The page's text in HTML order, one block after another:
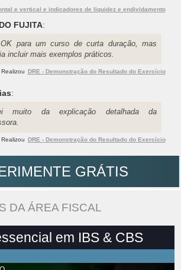
e vertical e indicadores de liquidez e endividamento
FUJITA:
para um curso de curta duração, mas
incluir mais exemplos práticos.
Realizou DRE - Demonstração do Resultado do Exercício
:
muito da explicação detalhada da
Realizou DRE - Demonstração do Resultado do Exercício
GRÁTIS
DA ÁREA FISCAL
em IBS & CBS